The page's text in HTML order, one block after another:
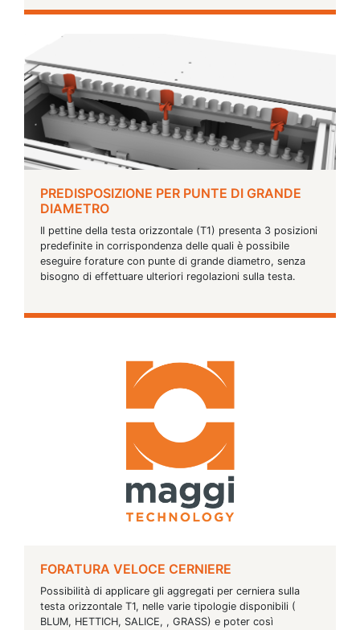
PREDISPOSIZIONE PER PUNTE DI GRANDE
DIAMETRO
Il pettine della testa orizzontale (T1) presenta 3 posizioni
predefinite in corrispondenza delle quali è possibile
eseguire forature con punte di grande diametro, senza
bisogno di effettuare ulteriori regolazioni sulla testa.
FORATURA VELOCE CERNIERE
Possibilità di applicare gli aggregati per cerniera sulla
testa orizzontale T1, nelle varie tipologie disponibili (
BLUM, HETTICH, SALICE, , GRASS) e poter così